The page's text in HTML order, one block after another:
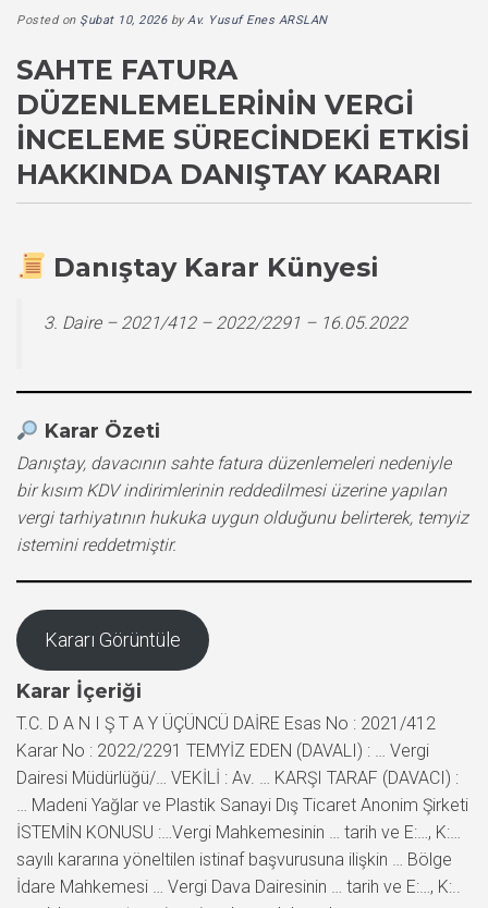
Posted on Şubat 10, 2026byAv. Yusuf Enes ARSLAN
SAHTE FATURA
DÜZENLEMELERININ VERGI
İNCELEME SÜRECINDEKI ETKISI
HAKKINDA DANIŞTAY KARARI
Danıştay Karar Künyesi
3. Daire – 2021/412 – 2022/2291 – 16.05.2022
Karar Özeti
Danıştay, davacının sahte fatura düzenlemeleri nedeniyle
bir kısım KDV indirimlerinin reddedilmesi üzerine yapılan
vergi tarhiyatının hukuka uygun olduğunu belirterek, temyiz
istemini reddetmiştir.
Kararı Görüntüle
Karar İçeriği
T.C. D A N I Ş T A Y ÜÇÜNCÜ DAİRE Esas No : 2021/412
Karar No : 2022/2291 TEMYİZ EDEN (DAVALI) : … Vergi
Dairesi Müdürlüğü/… VEKİLİ : Av. … KARŞI TARAF (DAVACI) :
… Madeni Yağlar ve Plastik Sanayi Dış Ticaret Anonim Şirketi
İSTEMİN KONUSU :…Vergi Mahkemesinin … tarih ve E:…, K:…
sayılı kararına yöneltilen istinaf başvurusuna ilişkin … Bölge
İdare Mahkemesi … Vergi Dava Dairesinin … tarih ve E:…, K:..